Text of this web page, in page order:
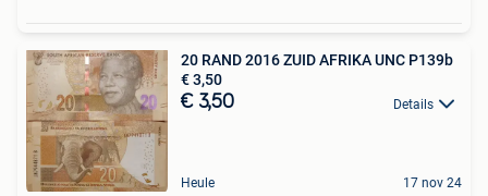
20 RAND 2016 ZUID AFRIKA UNC P139b
€ 3,50
€ 3,50 Details
Heule 17 nov 24